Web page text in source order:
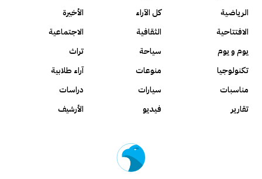
الرياضية
كل الآراء
الأخيرة
الافتتاحية
الثقافية
الاجتماعية
يوم و يوم
سياحة
تراث
تكنولوجيا
منوعات
آراء طلابية
مناسبات
سيارات
دراسات
تقارير
فيديو الأرشيف